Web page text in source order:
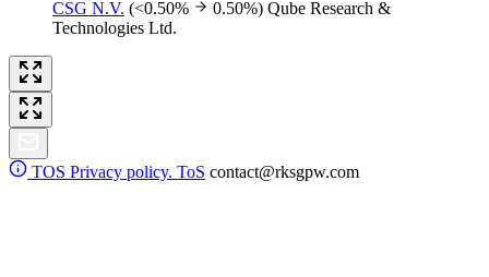
CSG N.V. (<0.50% 0.50%) Qube Research &
Technologies Ltd.
TOS Privacy policy. ToS contact@rksgpw.com